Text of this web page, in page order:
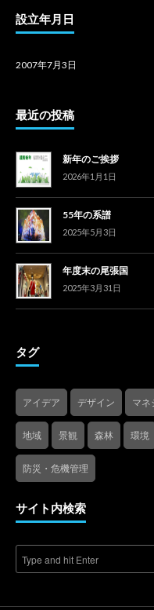
設立年月日
2007年7月3日
最近の投稿
新年のご挨拶
2026年1月1日
55年の系譜
2025年5月3日
年度末の尾張国
2025年3月31日
タグ
アイデア デザイン マネ
地域 景観 森林 環境
防災・危機管理
サイト内検索